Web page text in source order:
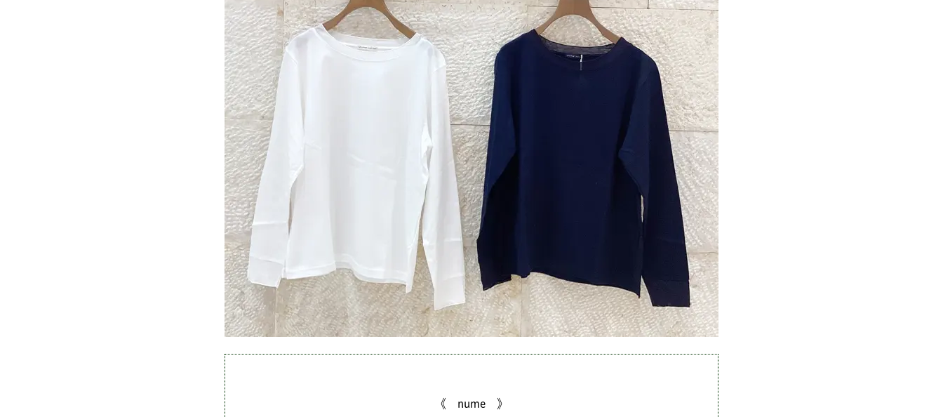
《 nume 》